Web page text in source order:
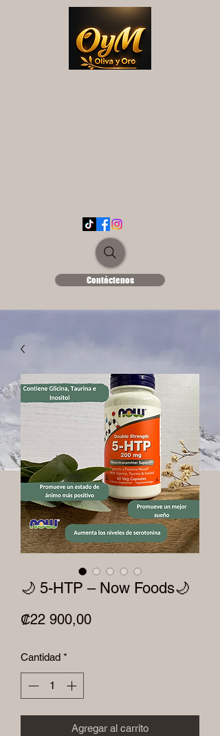
Contáctenos
🌙 5-HTP – Now Foods🌙
₡22 900,00Precio
Cantidad *
Agregar al carrito